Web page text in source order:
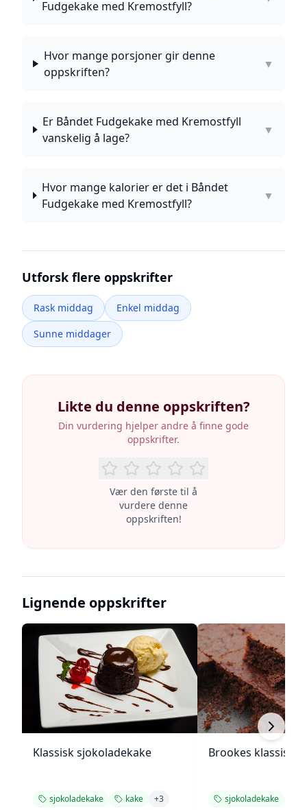
Fudgekake med Kremostfyll?
Hvor mange porsjoner gir denne
oppskriften?
▼
Er Båndet Fudgekake med Kremostfyll
vanskelig å lage?
▼
Hvor mange kalorier er det i Båndet
Fudgekake med Kremostfyll?
▼
Utforsk flere oppskrifter
Rask middag
Enkel middag
Sunne middager
Likte du denne oppskriften?
Din vurdering hjelper andre å finne gode
oppskrifter.
Vær den første til å
vurdere denne
oppskriften!
Lignende oppskrifter
Klassisk sjokoladekake
sjokoladekake kake +3
Brookes klassiske
sjokoladekake